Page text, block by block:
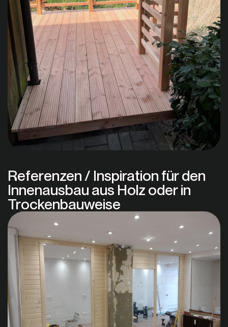
Referenzen / Inspiration für den
Innenausbau aus Holz oder in
Trockenbauweise